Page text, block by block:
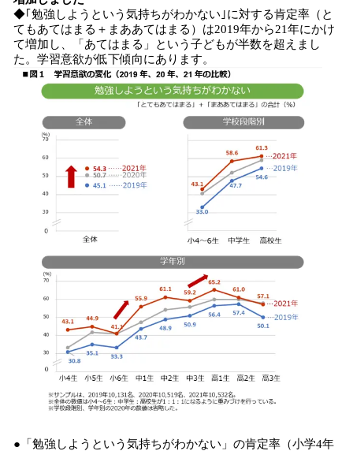
◆｢勉強しようという気持ちがわかない｣に対する肯定率（と
てもあてはまる＋まああてはまる）は2019年から21年にかけ
て増加し、「あてはまる」という子どもが半数を超えまし
た。学習意欲が低下傾向にあります。
●「勉強しようという気持ちがわかない」の肯定率（小学4年